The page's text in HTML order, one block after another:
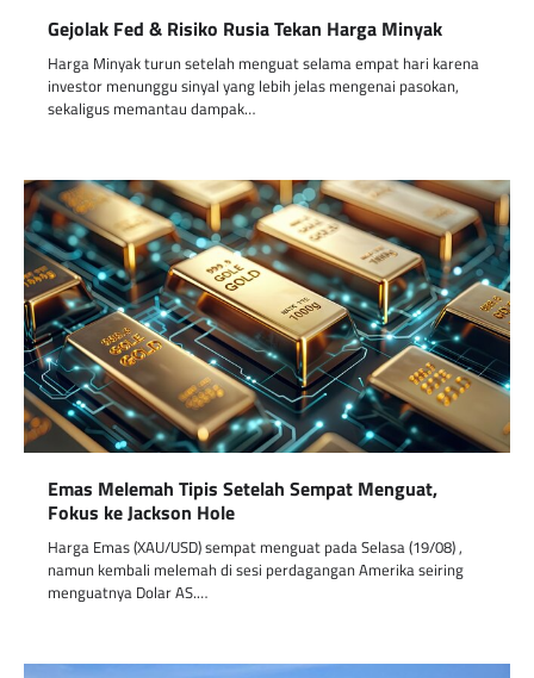
Gejolak Fed & Risiko Rusia Tekan Harga Minyak
Harga Minyak turun setelah menguat selama empat hari karena
investor menunggu sinyal yang lebih jelas mengenai pasokan,
sekaligus memantau dampak…
Emas Melemah Tipis Setelah Sempat Menguat,
Fokus ke Jackson Hole
Harga Emas (XAU/USD) sempat menguat pada Selasa (19/08) ,
namun kembali melemah di sesi perdagangan Amerika seiring
menguatnya Dolar AS.…